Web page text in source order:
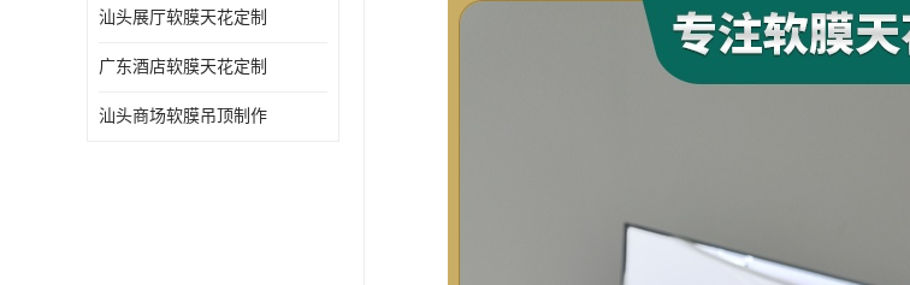
汕头展厅软膜天花定制
广东酒店软膜天花定制
汕头商场软膜吊顶制作